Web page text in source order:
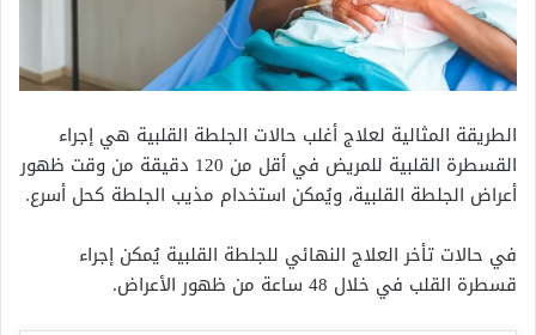
الطريقة المثالية لعلاج أغلب حالات الجلطة القلبية هي إجراء
القسطرة القلبية للمريض في أقل من 120 دقيقة من وقت ظهور
أعراض الجلطة القلبية، ويُمكن استخدام مذيب الجلطة كحل أسرع.
في حالات تأخر العلاج النهائي للجلطة القلبية يُمكن إجراء
قسطرة القلب في خلال 48 ساعة من ظهور الأعراض.